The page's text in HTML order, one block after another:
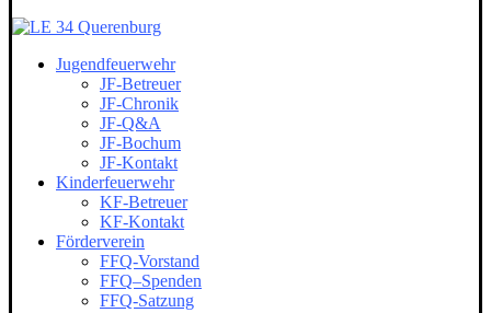
Jugendfeuerwehr
JF-Betreuer
JF-Chronik
JF-Q&A
JF-Bochum
JF-Kontakt
Kinderfeuerwehr
KF-Betreuer
KF-Kontakt
Förderverein
FFQ-Vorstand
FFQ–Spenden
FFQ-Satzung